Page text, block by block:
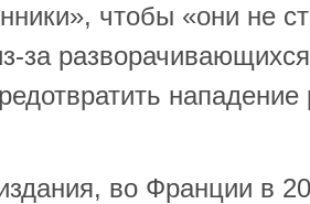
чтобы «они не
за
во Франции в